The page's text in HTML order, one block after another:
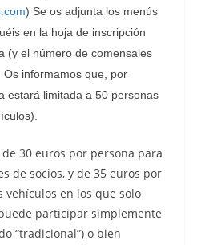
) Se os adjunta los menús
en la hoja de inscripción
(y el número de comensales
informamos que, por
estará limitada a 50 personas
30 euros por persona para
de socios, y de 35 euros por
vehículos en los que solo
participar simplemente
“tradicional”) o bien